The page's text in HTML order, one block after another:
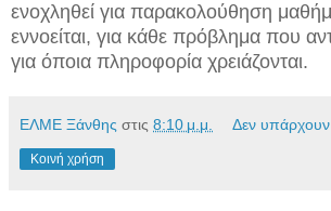
ενοχληθεί για παρακολούθηση
εννοείται, για κάθε πρόβλημα που
για όποια πληροφορία χρειάζονται.
ΕΛΜΕ Ξάνθης στις 8:10 μ.μ. Δεν υπάρχουν
Κοινή χρήση